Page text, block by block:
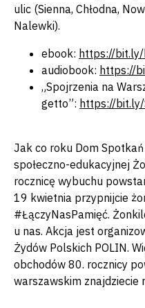
ulic (Sienna, Chłodna,
Nalewki).
ebook: https://
audiobook: https://
„Spojrzenia na
getto”: https://
Jak co roku Dom
społeczno-edukacyjnej
rocznicę wybuchu
19 kwietnia przypnijcie
#ŁączyNasPamięć.
u nas. Akcja jest
Żydów Polskich POLIN.
obchodów 80. rocznicy
warszawskim znajdziecie